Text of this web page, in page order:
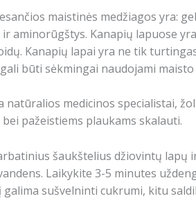
maistinės medžiagos yra:
aminorūgštys. Kanapių lapuose
Kanapių lapai yra ne tik
gali būti sėkmingai naudojami
natūralios medicinos specialistai,
pažeistiems plaukams skalauti.
šaukštelius džiovintų lapų
Laikykite 3-5 minutes
sušvelninti cukrumi, kitu